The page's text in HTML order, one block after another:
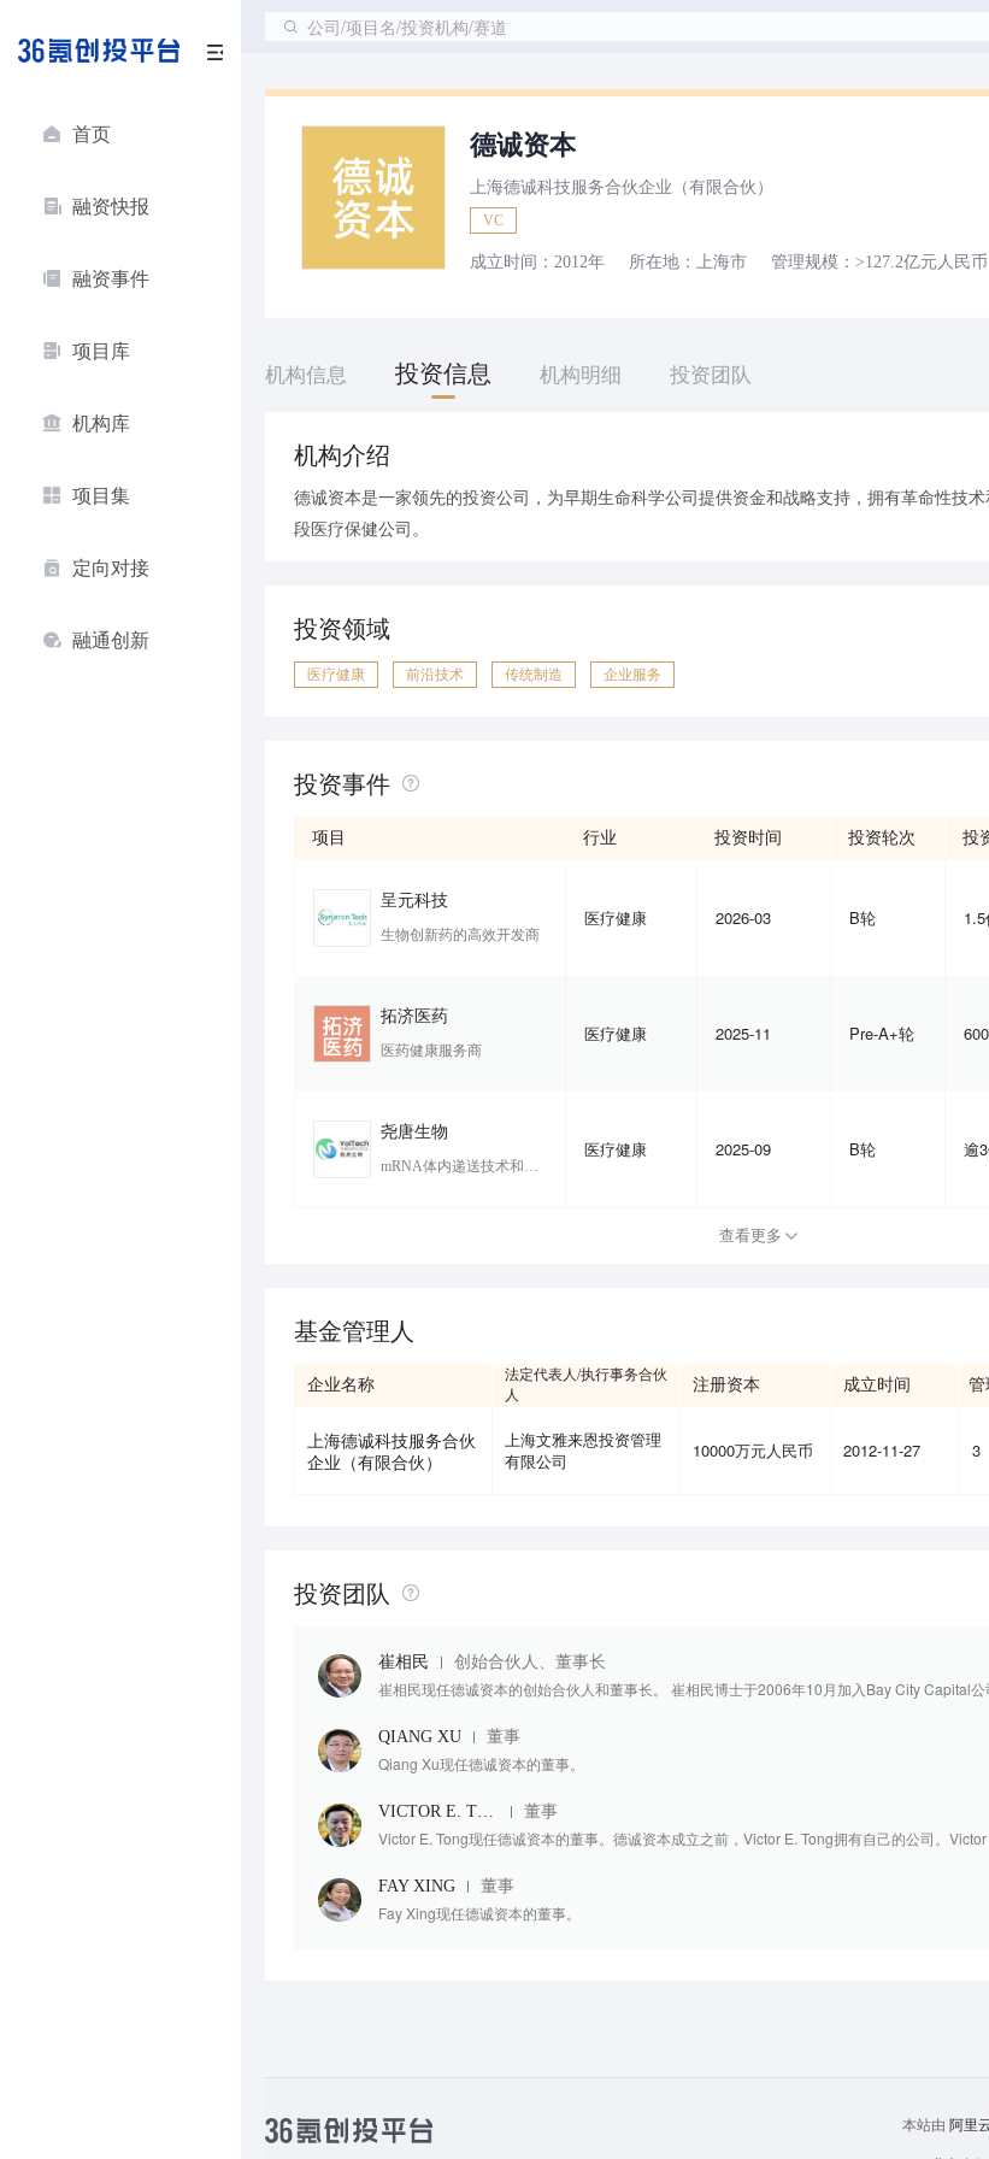
首页
融资快报
融资事件
项目库
机构库
项目集
定向对接
融通创新
公司/项目名/投资机构/赛道
德诚资本
上海德诚科技服务合伙企业（有限合伙）
VC
成立时间： 2012年 所在地： 上海市 管理规模： >127.2亿元人民币
机构信息 投资信息 机构明细 投资团队
机构介绍
德诚资本是一家领先的投资公司，为早期生命科学公司提供资金和战略支持，拥有革命性技
段医疗保健公司。
投资领域
医疗健康 前沿技术 传统制造 企业服务
投资事件
项目 行业 投资时间 投资轮次 投
呈元科技
生物创新药的高效开发商
医疗健康 2026-03 B轮
拓济医药
医药健康服务商
医疗健康 2025-11 Pre-A+轮
尧唐生物
mRNA体内递送技术和基因编辑技术服务平台
医疗健康 2025-09 B轮 逾
查看更多
基金管理人
企业名称
法定代表人/执行事务合伙
人
注册资本 成立时间 管
上海德诚科技服务合伙
企业（有限合伙）
上海文雅来恩投资管理
有限公司
10000万元人民币 2012-11-27 3
投资团队
崔相民 创始合伙人、董事长
崔相民现任德诚资本的创始合伙人和董事长。 崔相民博士于2006年10月加入Bay City Capital公
QIANG XU 董事
Qiang Xu现任德诚资本的董事。
VICTOR E. TONG 董事
Victor E. Tong现任德诚资本的董事。德诚资本成立之前，Victor E. Tong拥有自己的公司。
FAY XING 董事
Fay Xing现任德诚资本的董事。
本站由 阿里